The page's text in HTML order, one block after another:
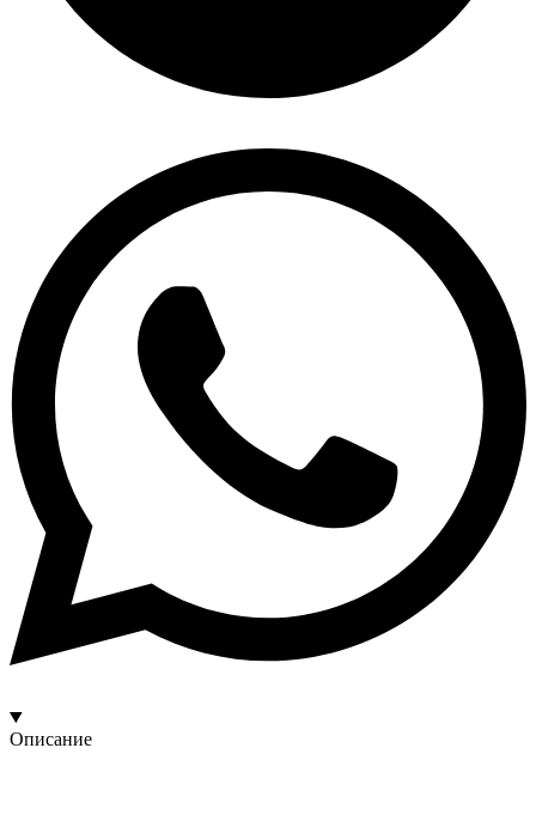
Описание